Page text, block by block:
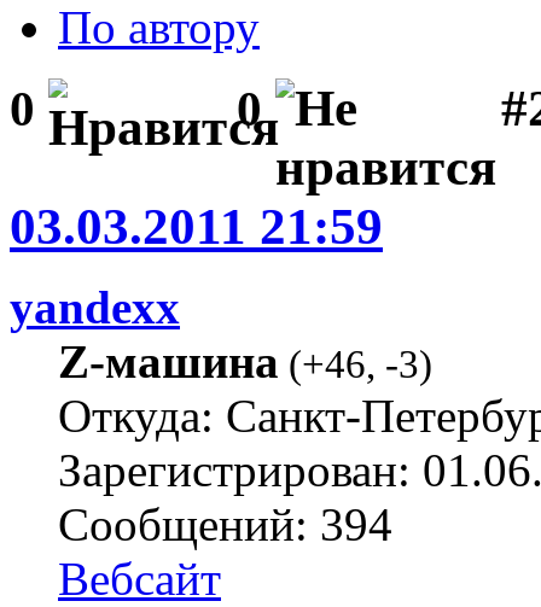
По автору
0 0
03.03.2011 21:59
yandexx
Z-машина (+46, -3)
Откуда: Санкт-
Зарегистрирован:
Сообщений: 394
Вебсайт